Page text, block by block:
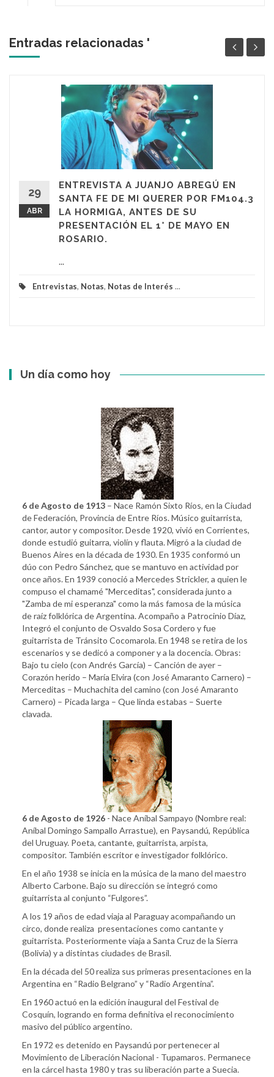
Entradas relacionadas '
29
ABR
ENTREVISTA A JUANJO ABREGÚ EN
SANTA FE DE MI QUERER POR FM104.3
LA HORMIGA, ANTES DE SU
PRESENTACIÓN EL 1° DE MAYO EN
ROSARIO.
...
Entrevistas, Notas, Notas de Interés ...
Un día como hoy
6 de Agosto de 1913 – Nace Ramón Sixto Ríos, en la Ciudad
de Federación, Provincia de Entre Ríos. Músico guitarrista,
cantor, autor y compositor. Desde 1920, vivió en Corrientes,
donde estudió guitarra, violín y flauta. Migró a la ciudad de
Buenos Aires en la década de 1930. En 1935 conformó un
dúo con Pedro Sánchez, que se mantuvo en actividad por
once años. En 1939 conoció a Mercedes Strickler, a quien le
compuso el chamamé "Merceditas", considerada junto a
"Zamba de mi esperanza" como la más famosa de la música
de raíz folklórica de Argentina. Acompaño a Patrocinio Díaz,
Integró el conjunto de Osvaldo Sosa Cordero y fue
guitarrista de Tránsito Cocomarola. En 1948 se retira de los
escenarios y se dedicó a componer y a la docencia. Obras:
Bajo tu cielo (con Andrés García) – Canción de ayer –
Corazón herido – María Elvira (con José Amaranto Carnero) –
Merceditas – Muchachita del camino (con José Amaranto
Carnero) – Picada larga – Que linda estabas – Suerte
clavada.
6 de Agosto de 1926 - Nace Aníbal Sampayo (Nombre real:
Aníbal Domingo Sampallo Arrastue), en Paysandú, República
del Uruguay. Poeta, cantante, guitarrista, arpista,
compositor. También escritor e investigador folklórico.
En el año 1938 se inicia en la música de la mano del maestro
Alberto Carbone. Bajo su dirección se integró como
guitarrista al conjunto “Fulgores”.
A los 19 años de edad viaja al Paraguay acompañando un
circo, donde realiza presentaciones como cantante y
guitarrista. Posteriormente viaja a Santa Cruz de la Sierra
(Bolivia) y a distintas ciudades de Brasil.
En la década del 50 realiza sus primeras presentaciones en la
Argentina en “Radio Belgrano” y “Radio Argentina”.
En 1960 actuó en la edición inaugural del Festival de
Cosquín, logrando en forma definitiva el reconocimiento
masivo del público argentino.
En 1972 es detenido en Paysandú por pertenecer al
Movimiento de Liberación Nacional - Tupamaros. Permanece
en la cárcel hasta 1980 y tras su liberación parte a Suecia.